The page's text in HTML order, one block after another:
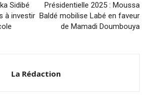
Sidibé
à investir
Présidentielle 2025 : Moussa
Baldé mobilise Labé en faveur
de Mamadi Doumbouya
La Rédaction